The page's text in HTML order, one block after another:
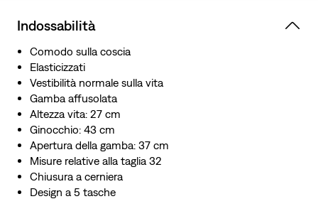
Indossabilità
Comodo sulla coscia
Elasticizzati
Vestibilità normale sulla vita
Gamba affusolata
Altezza vita: 27 cm
Ginocchio: 43 cm
Apertura della gamba: 37 cm
Misure relative alla taglia 32
Chiusura a cerniera
Design a 5 tasche